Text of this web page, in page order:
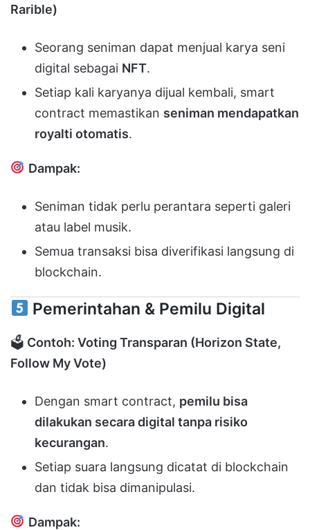
Rarible)
Seorang seniman dapat menjual karya seni
digital sebagai NFT.
Setiap kali karyanya dijual kembali, smart
contract memastikan seniman mendapatkan
royalti otomatis.
Dampak:
Seniman tidak perlu perantara seperti galeri
atau label musik.
Semua transaksi bisa diverifikasi langsung di
blockchain.
Pemerintahan & Pemilu Digital
🗳 Contoh: Voting Transparan (Horizon State,
Follow My Vote)
Dengan smart contract, pemilu bisa
dilakukan secara digital tanpa risiko
kecurangan.
Setiap suara langsung dicatat di blockchain
dan tidak bisa dimanipulasi.
Dampak: